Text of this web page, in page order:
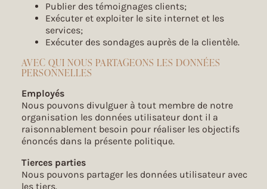
Publier des témoignages clients;
Exécuter et exploiter le site internet et les
services;
Exécuter des sondages auprès de la clientèle.
AVEC QUI NOUS PARTAGEONS LES DONNÉES
PERSONNELLES
Employés
Nous pouvons divulguer à tout membre de notre
organisation les données utilisateur dont il a
raisonnablement besoin pour réaliser les objectifs
énoncés dans la présente politique.
Tierces parties
Nous pouvons partager les données utilisateur avec
les tiers.